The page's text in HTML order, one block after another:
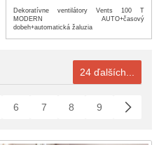
Dekoratívne ventilátory Vents 100 T
MODERN AUTO+časový
dobeh+automatická žaluzia
24 ďalších...
6 7 8 9